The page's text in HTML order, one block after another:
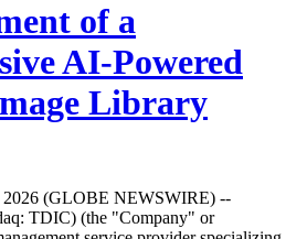
of a
AI-Powered
Library
(GLOBE NEWSWIRE) --
TDIC) (the "Company" or